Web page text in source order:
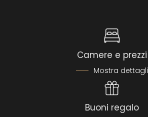
Camere e prezzi
Mostra dettagli
Buoni regalo